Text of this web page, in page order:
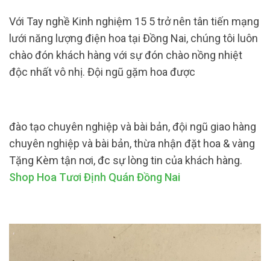
Với Tay nghề Kinh nghiệm 15 5 trở nên tân tiến mạng
lưới năng lượng điện hoa tại Đồng Nai, chúng tôi luôn
chào đón khách hàng với sự đón chào nồng nhiệt
độc nhất vô nhị. Đội ngũ gặm hoa được
đào tạo chuyên nghiệp và bài bản, đội ngũ giao hàng
chuyên nghiệp và bài bản, thừa nhận đặt hoa & vàng
Tặng Kèm tận nơi, đc sự lòng tin của khách hàng.
Shop Hoa Tươi Định Quán Đồng Nai